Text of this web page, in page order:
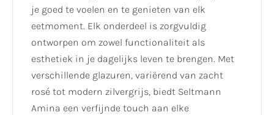
je goed te voelen en te genieten van elk
eetmoment. Elk onderdeel is zorgvuldig
ontworpen om zowel functionaliteit als
esthetiek in je dagelijks leven te brengen. Met
verschillende glazuren, variërend van zacht
rosé tot modern zilvergrijs, biedt Seltmann
Amina een verfijnde touch aan elke